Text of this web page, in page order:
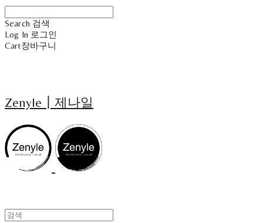
Search 검색
Log In 로그인
Cart장바구니
Zenyle┃제나일